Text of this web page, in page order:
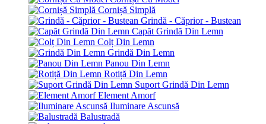
Cornișă Simplă
Grindă - Căprior - Bustean
Capăt Grindă Din Lemn
Colț Din Lemn
Grindă Din Lemn
Panou Din Lemn
Rotiță Din Lemn
Suport Grindă Din Lemn
Element Amorf
Iluminare Ascunsă
Balustradă